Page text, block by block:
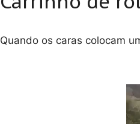
Quando os caras colocam